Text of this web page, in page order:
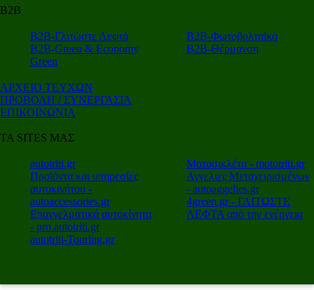
Β2Β
Β2Β-Γλιτώστε Λεφτά
Β2Β-Green & Economy
Green
Β2Β-Φωτοβολταϊκά
Β2Β-Θέρμανση
ΑΡΧΕΙΟ ΤΕΥΧΩΝ
ΠΡΟΒΟΛΗ / ΣΥΝΕΡΓΑΣΙΑ
ΕΠΙΚΟΙΝΩΝΙΑ
ΤΑ SITES ΜΑΣ
autotriti.gr
Προϊόντα και υπηρεσίες
αυτοκινήτου -
autoaccessories.gr
Επαγγελματικά αυτοκίνητα
- pro.autotriti.gr
autotriti-Touring.gr
Μοτοσικλέτα - mototriti.gr
Αγγελιες Μεταχειρισμένων
- autoaggelies.gr
4green.gr - ΓΛΙΤΩΣΤΕ
ΛΕΦΤΑ από την ενέργεια